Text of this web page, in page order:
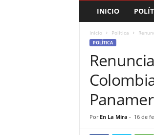
INICIO
Inicio Política
POLÍTICA
Por En La Mira - 16 de